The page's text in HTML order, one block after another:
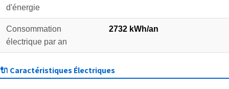
d'énergie
Consommation
électrique par an
2732 kWh/an
🔌 Caractéristiques Électriques